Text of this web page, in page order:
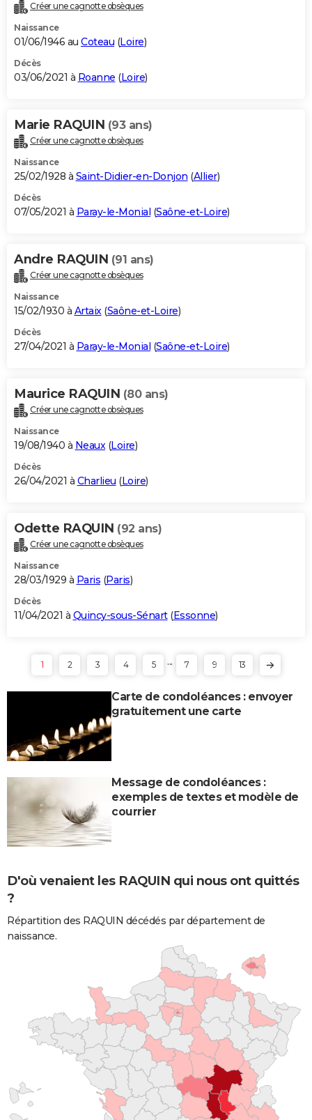
Créer une cagnotte obsèques
Naissance
01/06/1946 au Coteau (Loire)
Décès
03/06/2021 à Roanne (Loire)
Marie RAQUIN (93 ans)
Créer une cagnotte obsèques
Naissance
25/02/1928 à Saint-Didier-en-Donjon (Allier)
Décès
07/05/2021 à Paray-le-Monial (Saône-et-Loire)
Andre RAQUIN (91 ans)
Créer une cagnotte obsèques
Naissance
15/02/1930 à Artaix(Saône-et-Loire)
Décès
27/04/2021 à Paray-le-Monial (Saône-et-Loire)
Maurice RAQUIN (80 ans)
Créer une cagnotte obsèques
Naissance
19/08/1940 à Neaux(Loire)
Décès
26/04/2021 à Charlieu (Loire)
Odette RAQUIN (92 ans)
Créer une cagnotte obsèques
Naissance
28/03/1929 à Paris (Paris)
Décès
11/04/2021 à Quincy-sous-Sénart(Essonne)
1 2 3 4 5 ... 7 9 13
Carte de condoléances : envoyer
gratuitement une carte
Message de condoléances :
exemples de textes et modèle de
courrier
D'où venaient les RAQUIN qui nous ont quittés
?
Répartition des RAQUIN décédés par département de
naissance.